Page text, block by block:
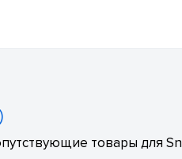
товары для